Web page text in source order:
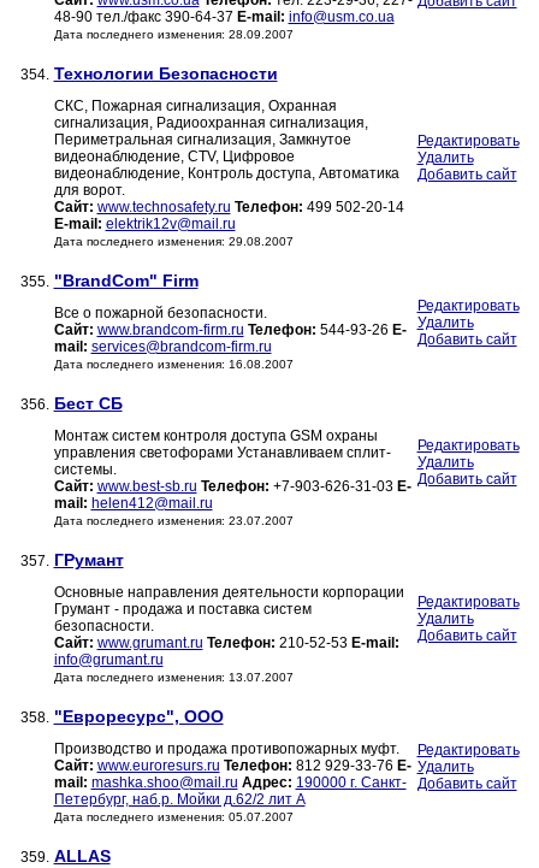
48-90 тел./факс 390-64-37 E-mail: info@usm.co.ua
Дата последнего изменения: 28.09.2007
354. Технологии Безопасности
СКС, Пожарная сигнализация, Охранная
сигнализация, Радиоохранная сигнализация,
Периметральная сигнализация, Замкнутое
видеонаблюдение, CTV, Цифровое
видеонаблюдение, Контроль доступа, Автоматика
для ворот.
Сайт: www.technosafety.ru Телефон: 499 502-20-14
E-mail: elektrik12v@mail.ru
Дата последнего изменения: 29.08.2007
Редактировать
Удалить
Добавить сайт
355. "BrandCom" Firm
Все о пожарной безопасности.
Сайт: www.brandcom-firm.ru Телефон: 544-93-26 E-
mail: services@brandcom-firm.ru
Дата последнего изменения: 16.08.2007
Редактировать
Удалить
Добавить сайт
356. Бест СБ
Монтаж систем контроля доступа GSM охраны
управления светофорами Устанавливаем сплит-
системы.
Сайт: www.best-sb.ru Телефон: +7-903-626-31-03 E-
mail: helen412@mail.ru
Дата последнего изменения: 23.07.2007
Редактировать
Удалить
Добавить сайт
357. ГРумант
Основные направления деятельности корпорации
Грумант - продажа и поставка систем
безопасности.
Сайт: www.grumant.ru Телефон: 210-52-53 E-mail:
info@grumant.ru
Дата последнего изменения: 13.07.2007
Редактировать
Удалить
Добавить сайт
358. "Евроресурс", ООО
Производство и продажа противопожарных муфт.
Сайт: www.euroresurs.ru Телефон: 812 929-33-76 E-
mail: mashka.shoo@mail.ru Адрес: 190000 г. Санкт-
Петербург, наб.р. Мойки д.62/2 лит А
Дата последнего изменения: 05.07.2007
Редактировать
Удалить
Добавить сайт
359. ALLAS